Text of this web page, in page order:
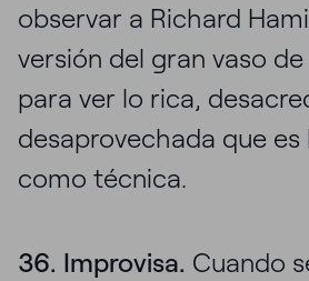
observar a Richard
versión del gran vaso
para ver lo rica,
desaprovechada que
como técnica.
36. Improvisa. Cuando